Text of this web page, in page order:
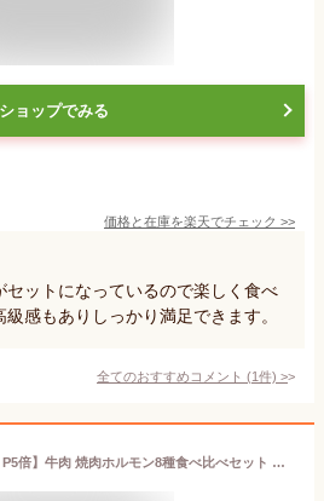
ショップでみる
価格と在庫を楽天でチェック >>
セットになっているので楽しく食べ
感もありしっかり満足できます。
全てのおすすめコメント (1件) >
【スーパーSALE期間 P5倍】牛肉 焼肉ホルモン8種食べ比べセット 味付 特製味噌ダレ 上ミノ 赤セン コリコリ テッチャン マルチョウ ハート レバー センマイ 各100g×8 5人前～7人前 焼肉 送料無料 バーベキュー BBQ お歳暮 ギフト プレゼント